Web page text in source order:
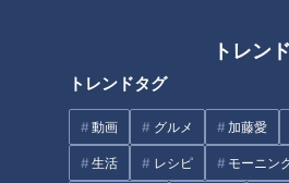
トレン
トレンドタグ
動画 グルメ 加藤愛
生活 レシピ モーニン
エンタメ
たっくー＆ナナフシギのツイ跡！都市